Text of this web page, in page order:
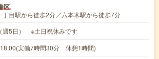
区
丁目駅から徒歩2分／六本木駅から徒歩7分
週5日） ※土日祝休みです
実働7時間30分 休憩1時間)